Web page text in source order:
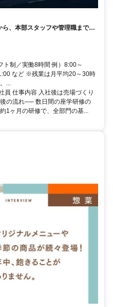
ら、本部スタッフや管理職まで
ト制／実働8時間 例）8:00～
など ※残業は月平均20～30時
...
員 仕事内容 入社後は売場づくり
の流れ── 数日間の座学研修の
1ヶ月の研修で、全部門の基...